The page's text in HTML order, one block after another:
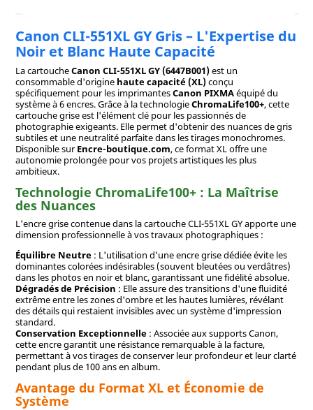
Canon CLI-551XL GY Gris – L'Expertise du
Noir et Blanc Haute Capacité
La cartoucheCanon CLI-551XL GY (6447B001)est un
consommable d'origine haute capacité (XL)conçu
spécifiquement pour les imprimantesCanon PIXMAéquipé du
système à 6 encres. Grâce à la technologieChromaLife100+, cette
cartouche grise est l'élément clé pour les passionnés de
photographie exigeants. Elle permet d'obtenir des nuances de gris
subtiles et une neutralité parfaite dans les tirages monochromes.
Disponible surEncre-boutique.com, ce format XL offre une
autonomie prolongée pour vos projets artistiques les plus
ambitieux.
Technologie ChromaLife100+ : La Maîtrise
des Nuances
L'encre grise contenue dans la cartouche CLI-551XL GY apporte une
dimension professionnelle à vos travaux photographiques :
Équilibre Neutre: L'utilisation d'une encre grise dédiée évite les
dominantes colorées indésirables (souvent bleutées ou verdâtres)
dans les photos en noir et blanc, garantissant une fidélité absolue.
Dégradés de Précision : Elle assure des transitions d'une fluidité
extrême entre les zones d'ombre et les hautes lumières, révélant
des détails qui restaient invisibles avec un système d'impression
standard.
Conservation Exceptionnelle: Associée aux supports Canon,
cette encre garantit une résistance remarquable à la facture,
permettant à vos tirages de conserver leur profondeur et leur clarté
pendant plus de 100 ans en album.
Avantage du Format XL et Économie de
Système